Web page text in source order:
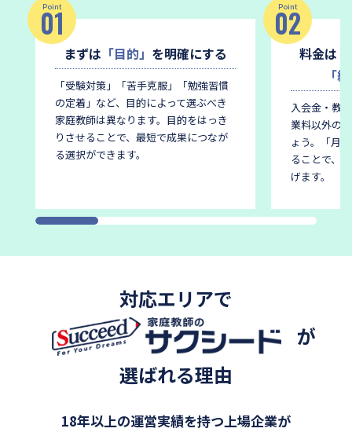
Point
01
まずは 「目的」 を明確にする
「受験対策」「苦手克服」「勉強習慣
の定着」など、目的によって選ぶべき
家庭教師は異なります。 目的をはっき
りさせることで、最短で成果につなが
る選択ができます。
Point
02
料金は
「
入会金・教
業料以外の
ょう。
「月
ることで、
げます。
対応エリアで
が
選ばれる理由
18年以上の運営実績を持つ上場企業が